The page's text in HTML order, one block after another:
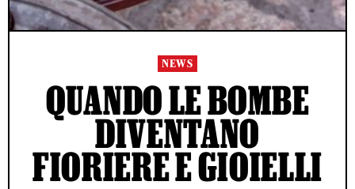
NEWS
QUANDO LE BOMBE
DIVENTANO
FIORIERE E GIOIELLI